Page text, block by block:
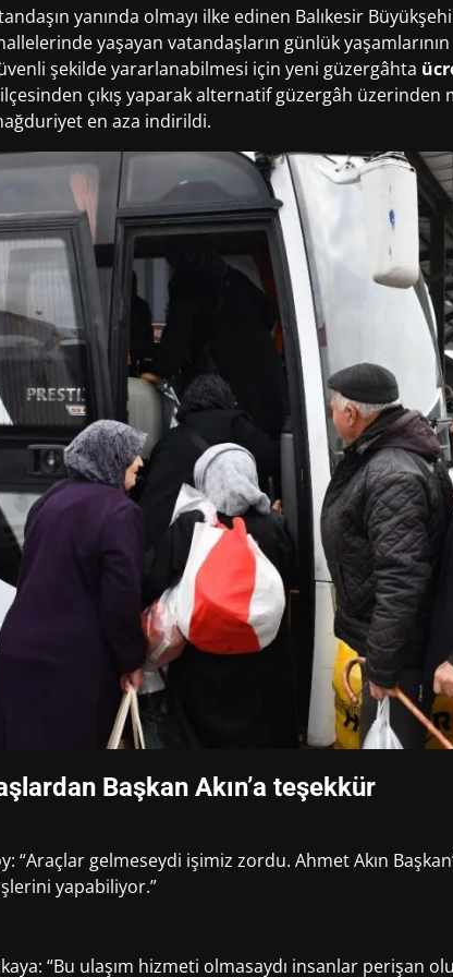
yanında olmayı ilke edinen Balıkesir
yaşayan vatandaşların günlük
şekilde yararlanabilmesi için yeni güzergâhta
çıkış yaparak alternatif güzergâh üzerinden
en aza indirildi.
Başkan Akın’a teşekkür
“Araçlar gelmeseydi işimiz zordu. Ahmet Akın
yapabiliyor.”
“Bu ulaşım hizmeti olmasaydı insanlar perişan